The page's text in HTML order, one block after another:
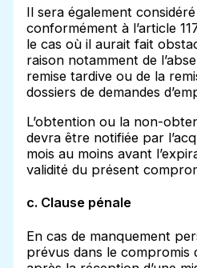
Il sera également
conformément à l’article
le cas où il aurait fait
raison notamment de
remise tardive ou de la
dossiers de demandes
L’obtention ou la non-
devra être notifiée par
mois au moins avant
validité du présent
c. Clause pénale
En cas de manquement
prévus dans le compromis